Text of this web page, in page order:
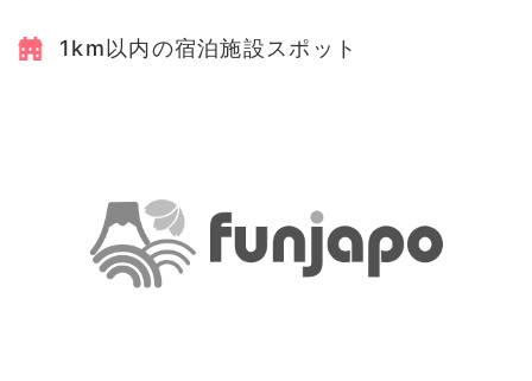
1km以内の宿泊施設スポット